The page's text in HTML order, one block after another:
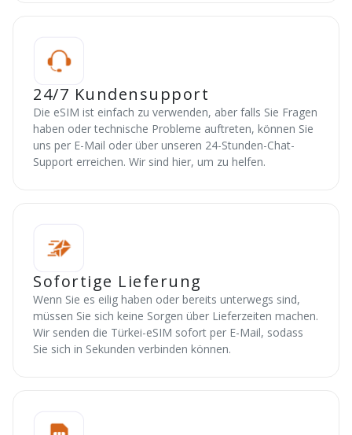
24/7 Kundensupport
Die eSIM ist einfach zu verwenden, aber falls Sie Fragen
haben oder technische Probleme auftreten, können Sie
uns per E-Mail oder über unseren 24-Stunden-Chat-
Support erreichen. Wir sind hier, um zu helfen.
Sofortige Lieferung
Wenn Sie es eilig haben oder bereits unterwegs sind,
müssen Sie sich keine Sorgen über Lieferzeiten machen.
Wir senden die Türkei-eSIM sofort per E-Mail, sodass
Sie sich in Sekunden verbinden können.